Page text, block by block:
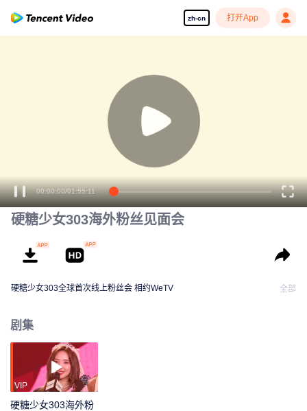
zh-cn 打开App
00:00:00/01:55:11
硬糖少女303海外粉丝见面会
硬糖少女303全球首次线上粉丝会 相约WeTV 全部
剧集
VIP
硬糖少女303海外粉